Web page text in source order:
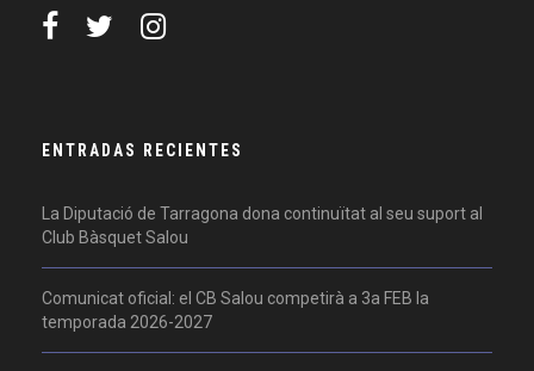
ENTRADAS RECIENTES
La Diputació de Tarragona dona continuïtat al seu suport al
Club Bàsquet Salou
Comunicat oficial: el CB Salou competirà a 3a FEB la
temporada 2026-2027